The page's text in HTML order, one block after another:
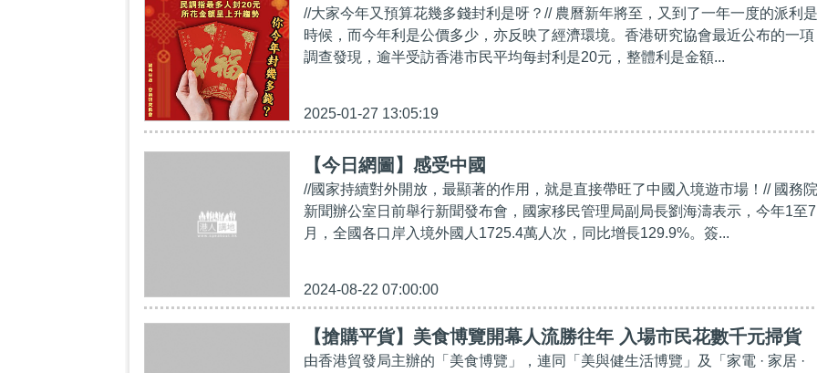
//大家今年又預算花幾多錢封利是呀？// 農曆新年將至，又到了一年一度的派利是
時候，而今年利是公價多少，亦反映了經濟環境。香港研究協會最近公布的一項
調查發現，逾半受訪香港市民平均每封利是20元，整體利是金額...
2025-01-27 13:05:19
【今日網圖】感受中國
//國家持續對外開放，最顯著的作用，就是直接帶旺了中國入境遊市場！// 國務院
新聞辦公室日前舉行新聞發布會，國家移民管理局副局長劉海濤表示，今年1至7
月，全國各口岸入境外國人1725.4萬人次，同比增長129.9%。簽...
2024-08-22 07:00:00
【搶購平貨】美食博覽開幕人流勝往年 入場市民花數千元掃貨
由香港貿發局主辦的「美食博覽」，連同「美與健生活博覽」及「家電 · 家居 ·